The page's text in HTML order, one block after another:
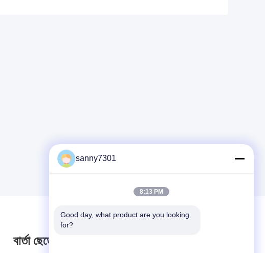
বার্তা ছেড়ে
sanny7301
8:13 PM
Good day, what product are you looking
for?